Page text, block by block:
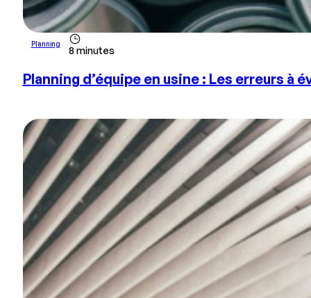
Planning
8 minutes
Planning d’équipe en usine : Les erreurs à